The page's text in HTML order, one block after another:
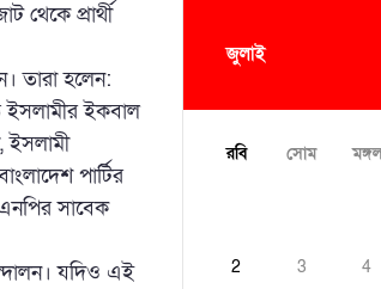
প্রার্থী
তারা হলেন:
ইসলামীর ইকবাল
ইসলামী
পার্টির
সাবেক
যদিও এই
জুলাই
রবি সোম মঙ্গল
2 3 4